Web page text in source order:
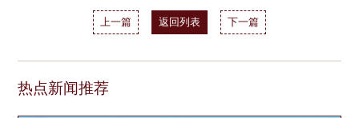
上一篇 返回列表 下一篇
热点新闻推荐